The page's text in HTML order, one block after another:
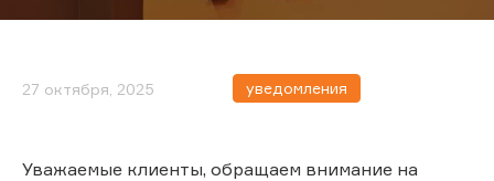
27 октября, 2025 уведомления
Уважаемые клиенты, обращаем внимание на